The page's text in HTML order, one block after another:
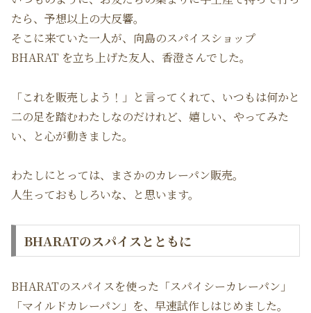
たら、予想以上の大反響。
そこに来ていた一人が、向島のスパイスショップ
BHARAT を立ち上げた友人、香澄さんでした。
「これを販売しよう！」と言ってくれて、いつもは何かと
二の足を踏むわたしなのだけれど、嬉しい、やってみた
い、と心が動きました。
わたしにとっては、まさかのカレーパン販売。
人生っておもしろいな、と思います。
BHARATのスパイスとともに
BHARATのスパイスを使った「スパイシーカレーパン」
「マイルドカレーパン」を、早速試作しはじめました。